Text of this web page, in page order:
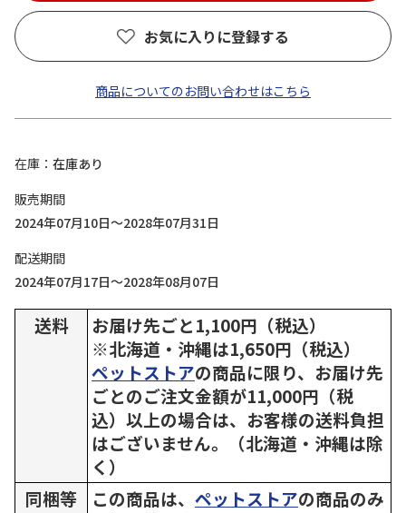
お気に入りに登録する
商品についてのお問い合わせはこちら
在庫
在庫あり
販売期間
2024年07月10日～2028年07月31日
配送期間
2024年07月17日～2028年08月07日
送料
お届け先ごと1,100円（税込）
※北海道・沖縄は1,650円（税込）
ペットストアの商品に限り、お届け先
ごとのご注文金額が11,000円（税
込）以上の場合は、お客様の送料負担
はございません。（北海道・沖縄は除
く）
同梱等
この商品は、 ペットストアの商品のみ